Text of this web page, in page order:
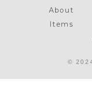
About
Items
© 2024